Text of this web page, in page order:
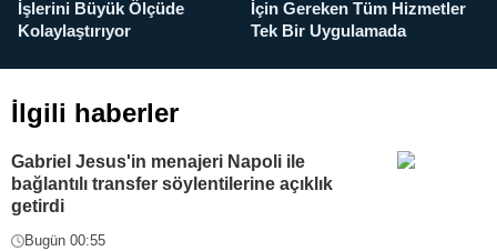
İşlerini Büyük Ölçüde
Kolaylaştırıyor
İçin Gereken Tüm Hizmetler
Tek Bir Uygulamada
İlgili haberler
Gabriel Jesus'in menajeri Napoli ile
bağlantılı transfer söylentilerine açıklık
getirdi
Bugün 00:55